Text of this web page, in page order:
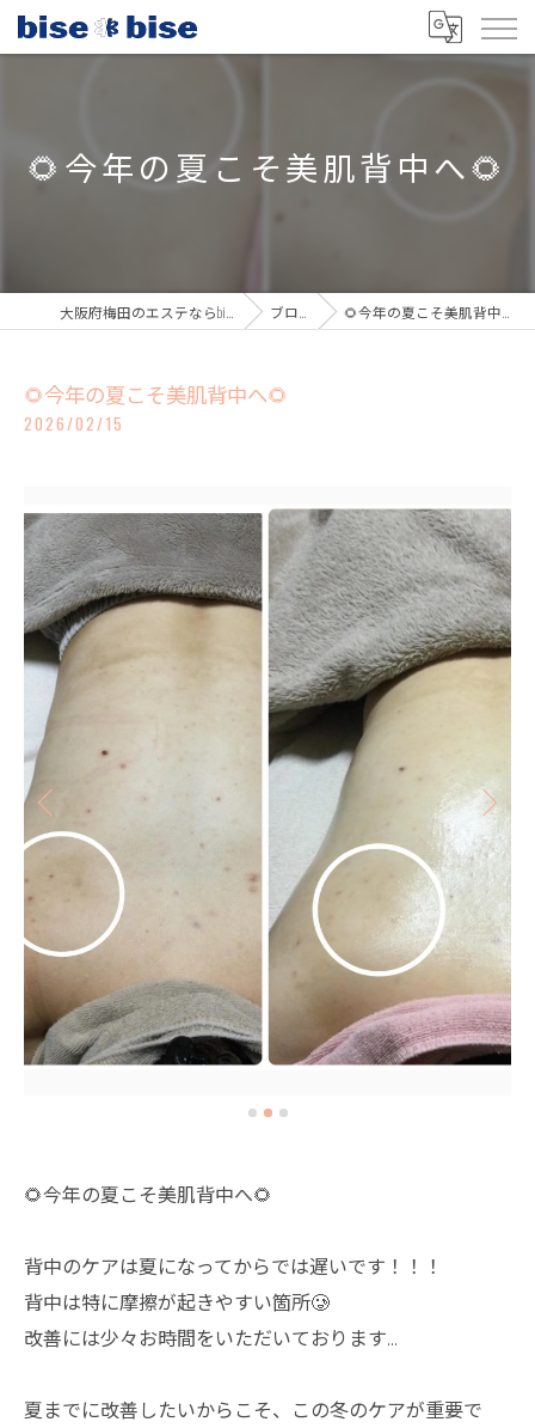
🌻今年の夏こそ美肌背中へ🌻
大阪府梅田のエステならbisebise ブログ 🌻今年の夏こそ美肌背中へ🌻
🌻今年の夏こそ美肌背中へ🌻
2026/02/15
🌻今年の夏こそ美肌背中へ🌻
背中のケアは夏になってからでは遅いです！！！
背中は特に摩擦が起きやすい箇所🥲
改善には少々お時間をいただいております…
夏までに改善したいからこそ、この冬のケアが重要で